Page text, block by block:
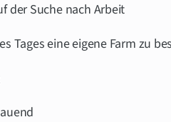
der Suche nach Arbeit
Tages eine eigene Farm zu